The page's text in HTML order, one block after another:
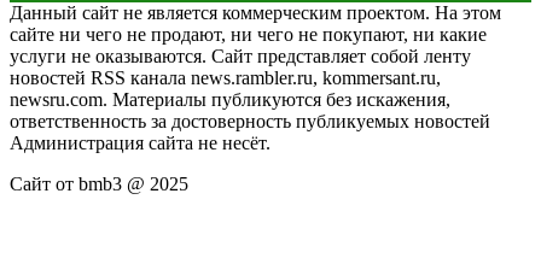
Данный сайт не является коммерческим проектом. На этом
сайте ни чего не продают, ни чего не покупают, ни какие
услуги не оказываются. Сайт представляет собой ленту
новостей RSS канала news.rambler.ru, kommersant.ru,
newsru.com. Материалы публикуются без искажения,
ответственность за достоверность публикуемых новостей
Администрация сайта не несёт.
Сайт от bmb3 @ 2025